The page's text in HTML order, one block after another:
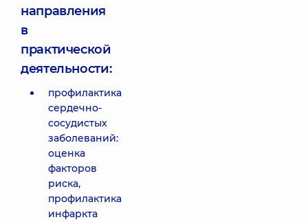
направления
в
практической
деятельности:
профилактика
сердечно-
сосудистых
заболеваний:
оценка
факторов
риска,
профилактика
инфаркта